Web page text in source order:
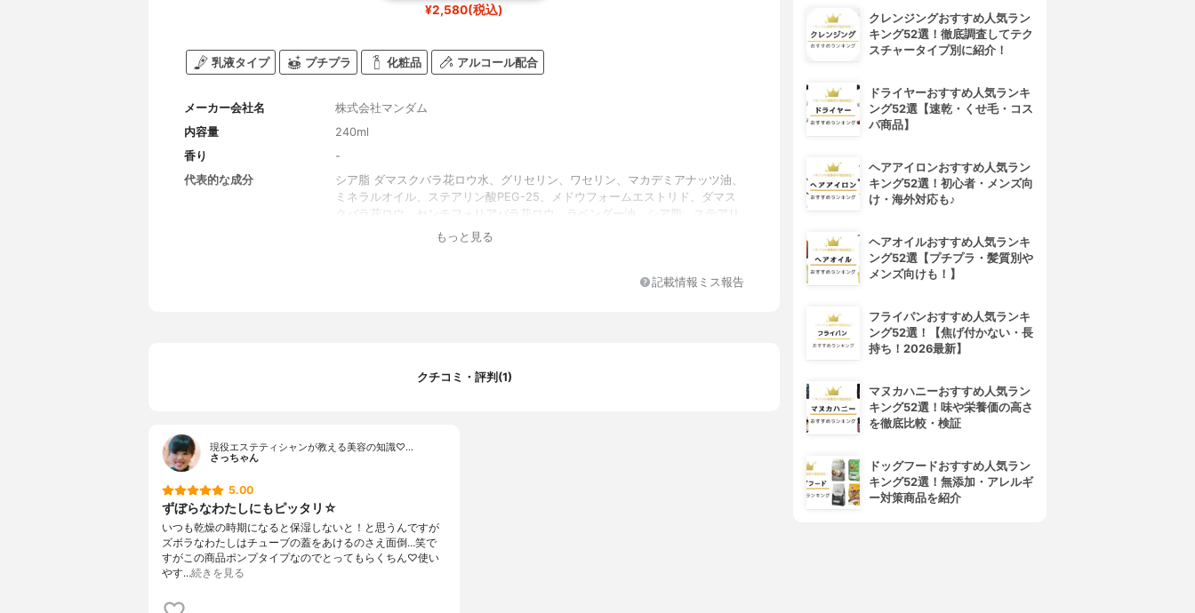
¥2,580(税込)
乳液タイプ プチプラ 化粧品 アルコール配合
メーカー会社名
株式会社マンダム
内容量
240ml
香り
-
代表的な成分
シア脂 ダマスクバラ花ロウ水、グリセリン、ワセリン、マカデミアナッツ油、
ミネラルオイル、ステアリン酸PEG-25、メドウフォームエストリド、ダマス
クバラ花ロウ、センチフォリアバラ花ロウ、ラベンダー油、シア脂、ステアリ
ルアルコール、ステアリン酸ソルビタン、(アクリレーツ/アクリル酸アルキル
もっと見る
記載情報ミス報告
クチコミ・評判(1)
現役エステティシャンが教える美容の知識♡…
さっちゃん
5.00
ずぼらなわたしにもピッタリ☆
いつも乾燥の時期になると保湿しないと！と思うんですが
ズボラなわたしはチューブの蓋をあけるのさえ面倒…笑で
すがこの商品ポンプタイプなのでとってもらくちん♡使い
やす…続きを見る
クレンジングおすすめ人気ラン
キング52選！徹底調査してテク
スチャータイプ別に紹介！
ドライヤーおすすめ人気ランキ
ング52選【速乾・くせ毛・コス
パ商品】
ヘアアイロンおすすめ人気ラン
キング52選！初心者・メンズ向
け・海外対応も♪
ヘアオイルおすすめ人気ランキ
ング52選【プチプラ・髪質別や
メンズ向けも！】
フライパンおすすめ人気ランキ
ング52選！【焦げ付かない・長
持ち！2026最新】
マヌカハニーおすすめ人気ラン
キング52選！味や栄養価の高さ
を徹底比較・検証
ドッグフードおすすめ人気ラン
キング52選！無添加・アレルギ
ー対策商品を紹介